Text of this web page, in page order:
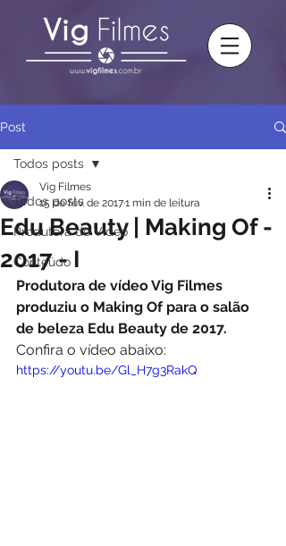
Post
Todos posts
Produtora de Vídeo
Conteúdo
Todos posts
Edu Beauty | Making Of -
2017 - I
Vig Filmes
15 de fev. de 20171 min de leitura
Produtora de vídeo Vig Filmes
produziu o Making Of para o salão
de beleza Edu Beauty de 2017.
Confira o vídeo abaixo:
https://youtu.be/Gl_H7g3RakQ